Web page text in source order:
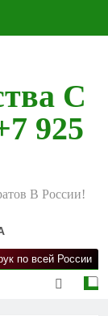
С
925
В России!
по всей России